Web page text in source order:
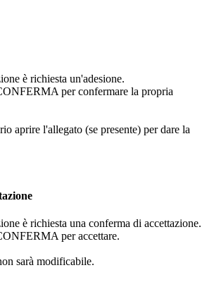
è richiesta un'adesione.
per confermare la propria
aprire l'allegato (se presente) per dare la
è richiesta una conferma di accettazione.
per accettare.
sarà modificabile.